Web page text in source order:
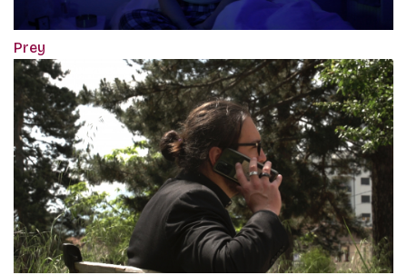
Prey